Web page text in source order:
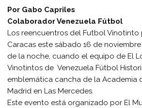
Por Gabo Capriles
Colaborador Venezuela Fútbol
Los reencuentros del Futbol Vinotinto
Caracas este sábado 16 de
de la noche, cuando el equipo de El
Vinotintos de Venezuela Fútbol
emblemática cancha de la Academia
Madrid en Las Mercedes.
Este evento está organizado por El